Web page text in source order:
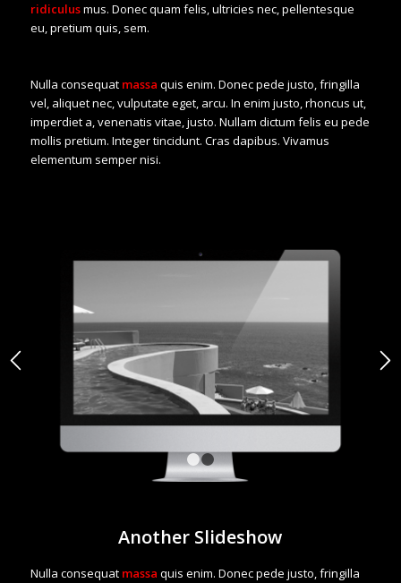
ridiculusmus. Donec quam felis, ultricies nec, pellentesque
eu, pretium quis, sem.
Nulla consequat massa quis enim. Donec pede justo, fringilla
vel, aliquet nec, vulputate eget, arcu. In enim justo, rhoncus ut,
imperdiet a, venenatis vitae, justo. Nullam dictum felis eu pede
mollis pretium. Integer tincidunt. Cras dapibus. Vivamus
elementum semper nisi.
Another Slideshow
Nulla consequat massa quis enim. Donec pede justo, fringilla